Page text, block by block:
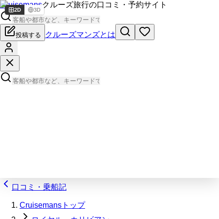
Cruisemansクルーズ旅行の口コミ・予約サイト
投稿する クルーズマンズとは
口コミ・乗船記
Cruisemansトップ
2D 3D